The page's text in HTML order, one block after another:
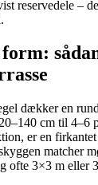
reservedele –
dækker en
cm til 4–6
er en
matcher
ofte 3×3 m eller